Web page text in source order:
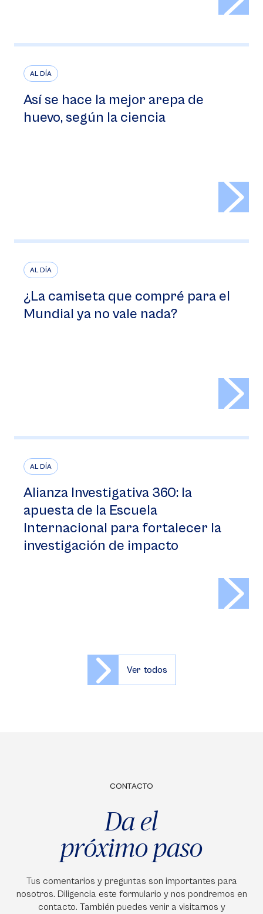
AL DÍA
Así se hace la mejor arepa de
huevo, según la ciencia
AL DÍA
¿La camiseta que compré para el
Mundial ya no vale nada?
AL DÍA
Alianza Investigativa 360: la
apuesta de la Escuela
Internacional para fortalecer la
investigación de impacto
Ver todos
CONTACTO
Da el
próximo paso
Tus comentarios y preguntas son importantes para
nosotros. Diligencia este formulario y nos pondremos en
contacto. También puedes venir a visitarnos y